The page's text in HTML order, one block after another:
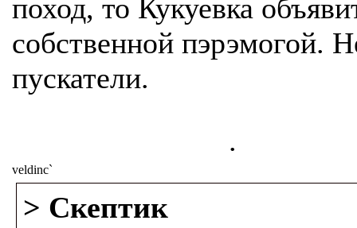
поход, то Кукуевка
собственной пэрэмогой.
пускатели.
.
veldinc`
> Cкептик